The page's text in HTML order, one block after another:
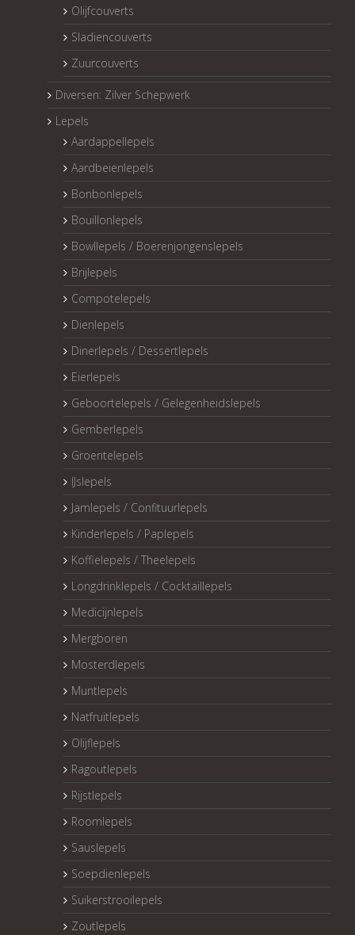
Olijfcouverts
Sladiencouverts
Zuurcouverts
Diversen: Zilver Schepwerk
Lepels
Aardappellepels
Aardbeienlepels
Bonbonlepels
Bouillonlepels
Bowllepels / Boerenjongenslepels
Brijlepels
Compotelepels
Dienlepels
Dinerlepels / Dessertlepels
Eierlepels
Geboortelepels / Gelegenheidslepels
Gemberlepels
Groentelepels
IJslepels
Jamlepels / Confituurlepels
Kinderlepels / Paplepels
Koffielepels / Theelepels
Longdrinklepels / Cocktaillepels
Medicijnlepels
Mergboren
Mosterdlepels
Muntlepels
Natfruitlepels
Olijflepels
Ragoutlepels
Rijstlepels
Roomlepels
Sauslepels
Soepdienlepels
Suikerstrooilepels
Zoutlepels